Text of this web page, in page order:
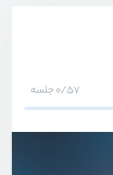
0/57 جلسه